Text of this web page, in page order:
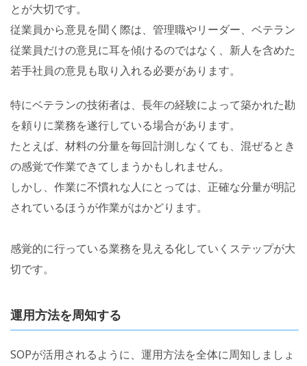
とが大切です。
従業員から意見を聞く際は、管理職やリーダー、ベテラン
従業員だけの意見に耳を傾けるのではなく、新人を含めた
若手社員の意見も取り入れる必要があります。
特にベテランの技術者は、長年の経験によって築かれた勘
を頼りに業務を遂行している場合があります。
たとえば、材料の分量を毎回計測しなくても、混ぜるとき
の感覚で作業できてしまうかもしれません。
しかし、作業に不慣れな人にとっては、正確な分量が明記
されているほうが作業がはかどります。
感覚的に行っている業務を見える化していくステップが大
切です。
運用方法を周知する
SOPが活用されるように、運用方法を全体に周知しましょ